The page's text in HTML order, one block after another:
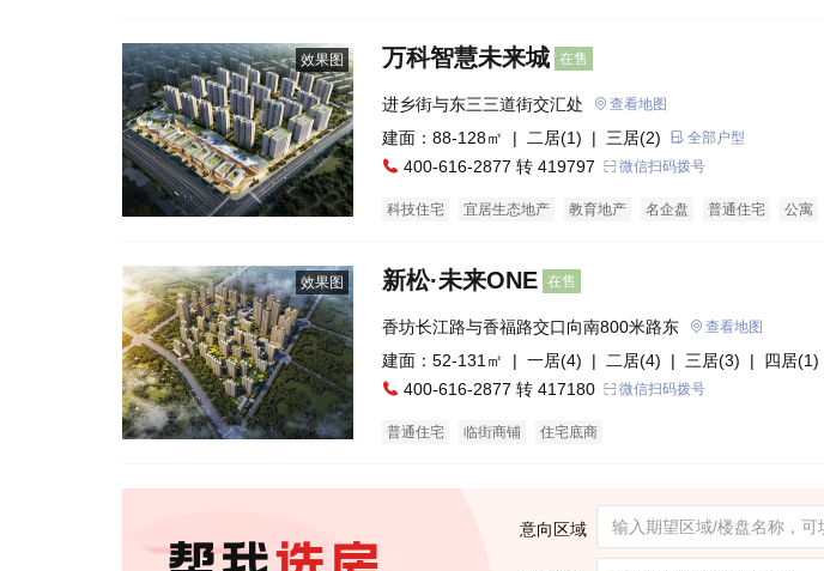
效果图 万科智慧未来城 在售
进乡街与东三三道街交汇处 查看地图
建面：88-128㎡ | 二居(1) | 三居(2) 全部户型
400-616-2877 转 419797 微信扫码拨号
科技住宅 宜居生态地产 教育地产 名企盘 普通住宅 公寓
效果图 新松·未来ONE 在售
香坊长江路与香福路交口向南800米路东 查看地图
建面：52-131㎡ | 一居(4) | 二居(4) | 三居(3) | 四居(1)
400-616-2877 转 417180 微信扫码拨号
普通住宅 临街商铺 住宅底商
意向区域